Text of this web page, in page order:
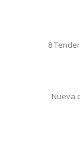
8
Nueva